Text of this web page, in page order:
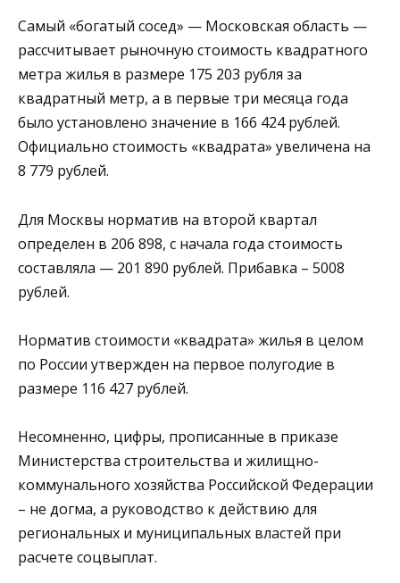
Самый «богатый сосед» — Московская область —
рассчитывает рыночную стоимость квадратного
метра жилья в размере 175 203 рубля за
квадратный метр, а в первые три месяца года
было установлено значение в 166 424 рублей.
Официально стоимость «квадрата» увеличена на
8 779 рублей.
Для Москвы норматив на второй квартал
определен в 206 898, с начала года стоимость
составляла — 201 890 рублей. Прибавка – 5008
рублей.
Норматив стоимости «квадрата» жилья в целом
по России утвержден на первое полугодие в
размере 116 427 рублей.
Несомненно, цифры, прописанные в приказе
Министерства строительства и жилищно-
коммунального хозяйства Российской Федерации
– не догма, а руководство к действию для
региональных и муниципальных властей при
расчете соцвыплат.